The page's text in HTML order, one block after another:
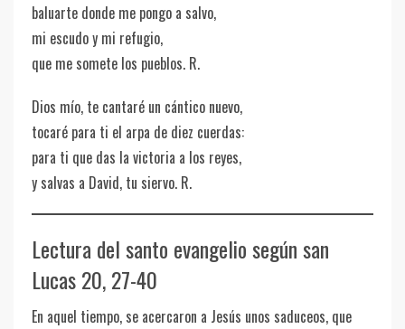
baluarte donde me pongo a salvo,
mi escudo y mi refugio,
que me somete los pueblos. R.
Dios mío, te cantaré un cántico nuevo,
tocaré para ti el arpa de diez cuerdas:
para ti que das la victoria a los reyes,
y salvas a David, tu siervo. R.
Lectura del santo evangelio según san
Lucas 20, 27-40
En aquel tiempo, se acercaron a Jesús unos saduceos, que